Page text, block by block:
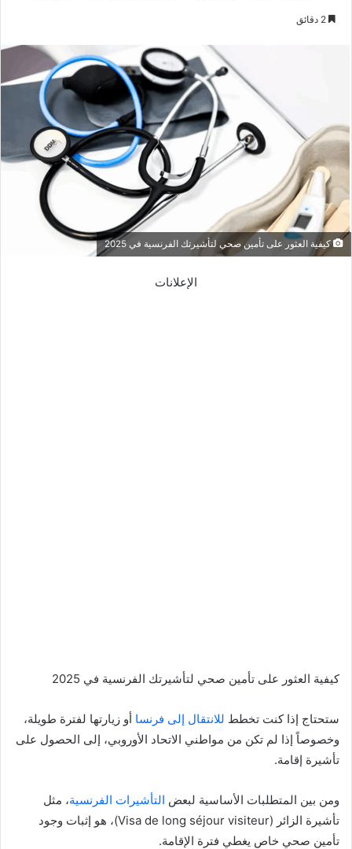
كيفية العثور على تأمين صحي لتأشيرتك الفرنسية في 2025
الإعلانات
كيفية العثور على تأمين صحي لتأشيرتك الفرنسية في 2025
ستحتاج إذا كنت تخطط للانتقال إلى فرنسا أو زيارتها لفترة طويلة،
وخصوصاً إذا لم تكن من مواطني الاتحاد الأوروبي، إلى الحصول على
تأشيرة إقامة.
ومن بين المتطلبات الأساسية لبعض التأشيرات الفرنسية، مثل
تأشيرة الزائر (Visa de long séjour visiteur)، هو إثبات وجود
تأمين صحي خاص يغطي فترة الإقامة.